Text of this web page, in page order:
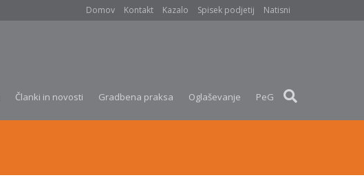
Domov Kontakt Kazalo Spisek podjetij Natisni
Članki in novosti Gradbena praksa Oglaševanje PeG